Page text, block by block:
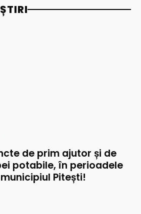
de prim ajutor și de
potabile, în perioadele
Pitești!